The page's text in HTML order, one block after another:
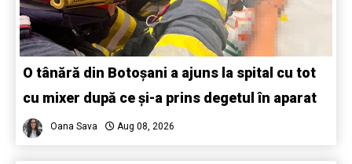
O tânără din Botoșani a ajuns la spital cu tot
cu mixer după ce și-a prins degetul în aparat
Oana Sava Aug 08, 2026